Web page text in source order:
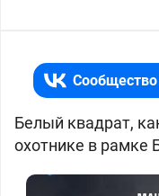
Белый квадрат,
охотнике в рамке